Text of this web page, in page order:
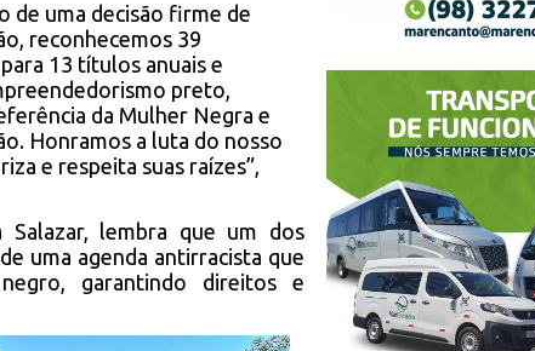
de uma decisão firme de
reconhecemos 39
13 títulos anuais e
preto,
da Mulher Negra e
Honramos a luta do nosso
e respeita suas raízes”,
Salazar, lembra que um dos
uma agenda antirracista que
garantindo direitos e